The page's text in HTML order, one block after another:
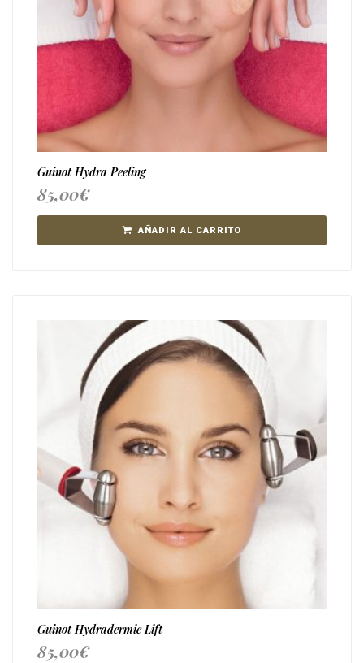
Guinot Hydra Peeling
85,00€
AÑADIR AL CARRITO
Guinot Hydradermie Lift
85,00€